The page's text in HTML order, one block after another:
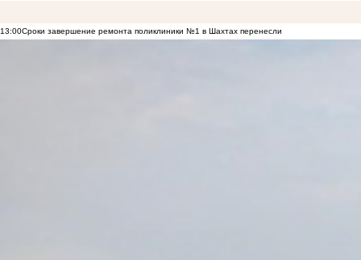
13:00Сроки завершение ремонта поликлиники №1 в Шахтах перенесли